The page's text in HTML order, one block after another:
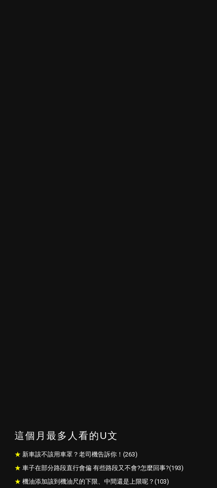
這個月最多人看的U文
新車該不該用車罩？老司機告訴你！(263)
車子在部分路段直行會偏 有些路段又不會?怎麼回事?(193)
機油添加該到機油尺的下限、中間還是上限呢？(103)